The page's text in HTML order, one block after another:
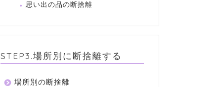
思い出の品の断捨離
STEP3.場所別に断捨離する
場所別の断捨離